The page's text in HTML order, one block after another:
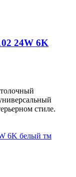
24W 6K
стиле.